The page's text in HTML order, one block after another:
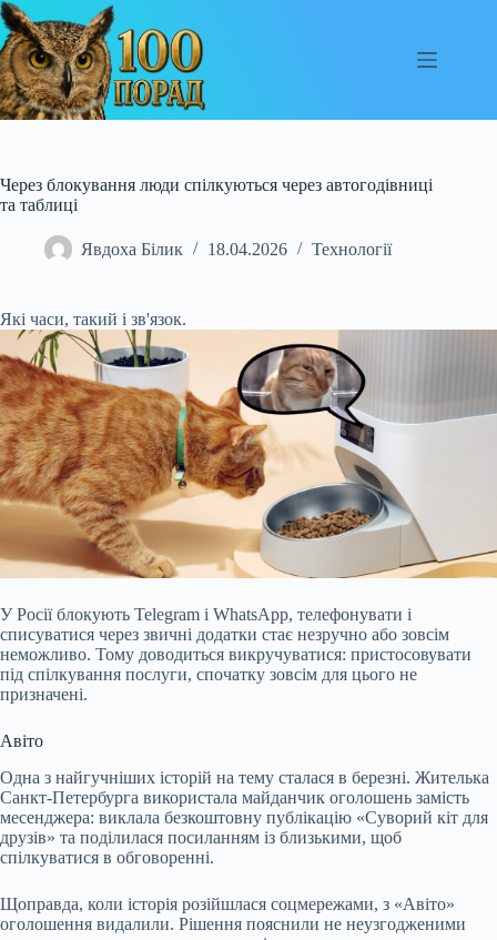
Перейти
до
вмісту
Через блокування люди спілкуються через автогодівниці
та таблиці
Явдоха Білик 18.04.2026 Технології
Які часи, такий і зв'язок.
У Росії блокують Telegram і WhatsApp, телефонувати і
списуватися через звичні додатки стає незручно або зовсім
неможливо. Тому доводиться викручуватися: пристосовувати
під спілкування послуги, спочатку зовсім для цього не
призначені.
Авіто
Одна з найгучніших історій на тему сталася в березні. Жителька
Санкт-Петербурга використала майданчик оголошень замість
месенджера: виклала безкоштовну публікацію «Суворий кіт для
друзів» та поділилася посиланням із близькими, щоб
спілкуватися в обговоренні.
Щоправда, коли історія розійшлася соцмережами, з «Авіто»
оголошення видалили. Рішення пояснили не неузгодженими